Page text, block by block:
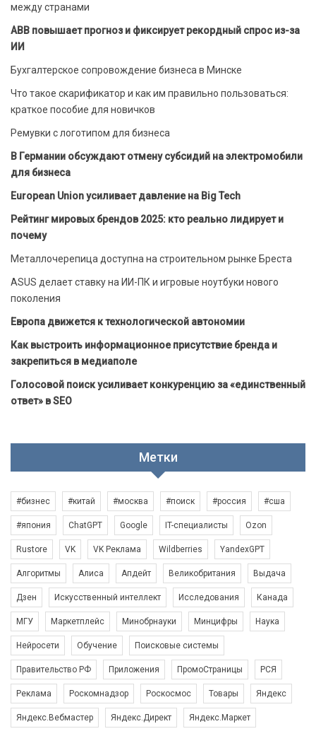
между странами
ABB повышает прогноз и фиксирует рекордный спрос из-за
ИИ
Бухгалтерское сопровождение бизнеса в Минске
Что такое скарификатор и как им правильно пользоваться:
краткое пособие для новичков
Ремувки с логотипом для бизнеса
В Германии обсуждают отмену субсидий на электромобили
для бизнеса
European Union усиливает давление на Big Tech
Рейтинг мировых брендов 2025: кто реально лидирует и
почему
Металлочерепица доступна на строительном рынке Бреста
ASUS делает ставку на ИИ-ПК и игровые ноутбуки нового
поколения
Европа движется к технологической автономии
Как выстроить информационное присутствие бренда и
закрепиться в медиаполе
Голосовой поиск усиливает конкуренцию за «единственный
ответ» в SEO
Метки
#бизнес #китай #москва #поиск #россия #сша
#япония ChatGPT Google IT-специалисты Ozon
Rustore VK VK Реклама Wildberries YandexGPT
Алгоритмы Алиса Апдейт Великобритания Выдача
Дзен Искусственный интеллект Исследования Канада
МГУ Маркетплейс Минобрнауки Минцифры Наука
Нейросети Обучение Поисковые системы
Правительство РФ Приложения ПромоСтраницы РСЯ
Реклама Роскомнадзор Роскосмос Товары Яндекс
Яндекс.Вебмастер Яндекс.Директ Яндекс.Маркет